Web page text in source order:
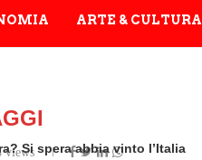
ARTE & CULTURA
Si spera abbia vinto l’Italia
views